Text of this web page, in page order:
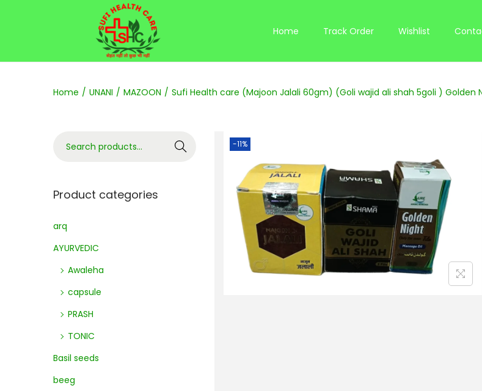
Home Track Order Wishlist
Home / UNANI / MAZOON / Sufi Health care (Majoon Jalali 60gm) (Goli wajid ali shah 5goli ) Golden
-11%
Search
Product categories
arq
AYURVEDIC
Awaleha
capsule
PRASH
TONIC
Basil seeds
beeg